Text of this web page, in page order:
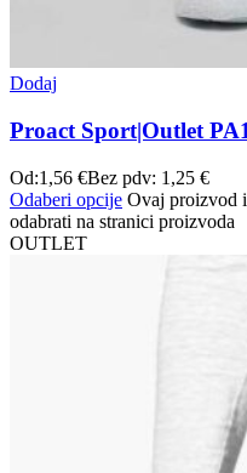
Dodaj
Proact Sport|Outlet
Od:1,56 €Bez pdv: 1,25 €
Odaberi opcije Ovaj proizvod
odabrati na stranici proizvoda
OUTLET